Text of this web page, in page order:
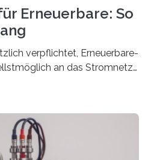
Erneuerbare: So
verpflichtet, Erneuerbare-
an das Stromnetz
nötige Netzausbau hinkt
Stiftung
Rechtsrahmen in einem
eingeordnet – inklusive der